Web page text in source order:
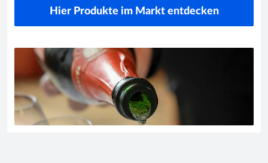
Hier Produkte im Markt entdecken